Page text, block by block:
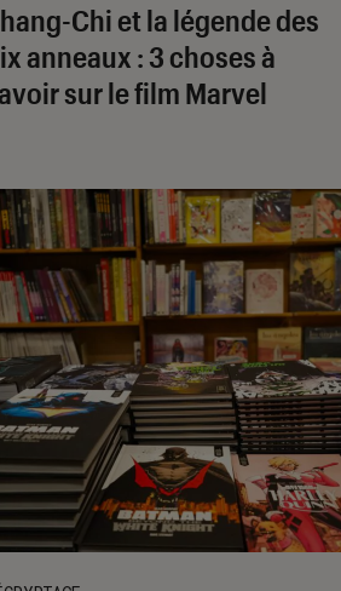
Chi et la légende des
anneaux : 3 choses à
sur le film Marvel